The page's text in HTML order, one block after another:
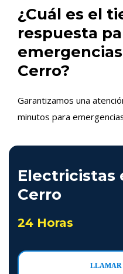
¿Cuál es el
respuesta
Cerro?
Garantizamos una
minutos para
Electricistas
Cerro
24 Horas
LLAMAR